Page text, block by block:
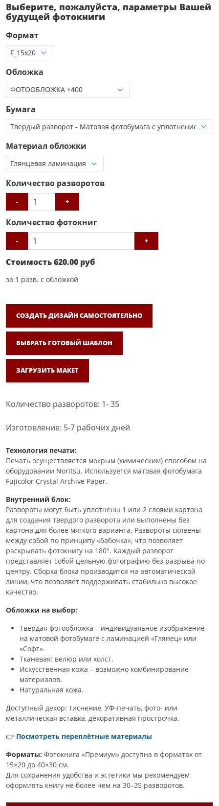
Выберите, пожалуйста, параметры Вашей
будущей фотокниги
Формат
Обложка
Бумага
Материал обложки
Количество разворотов
- +
Количество фотокниг
- +
Стоимость620.00 руб
за 1 разв. с обложкой
СОЗДАТЬ ДИЗАЙН САМОСТОЯТЕЛЬНО
ВЫБРАТЬ ГОТОВЫЙ ШАБЛОН
ЗАГРУЗИТЬ МАКЕТ
Количество разворотов: 1- 35
Изготовление: 5-7 рабочих дней
Технология печати:
Печать осуществляется мокрым (химическим) способом на
оборудовании Noritsu. Используется матовая фотобумага
Fujicolor Crystal Archive Paper.
Внутренний блок:
Развороты могут быть уплотнены 1 или 2 слоями картона
для создания твердого разворота или выполнены без
картона для более мягкого варианта. Развороты склеены
между собой по принципу «бабочка», что позволяет
раскрывать фотокнигу на 180°. Каждый разворот
представляет собой цельную фотографию без разрыва по
центру. Сборка блока производится на автоматической
линии, что позволяет поддерживать стабильно высокое
качество.
Обложки на выбор:
Твёрдая фотообложка – индивидуальное изображение
на матовой фотобумаге с ламинацией «Глянец» или
«Софт».
Тканевая: велюр или холст.
Искусственная кожа – возможно комбинирование
материалов.
Натуральная кожа.
Доступный декор: тиснение, УФ-печать, фото- или
металлическая вставка, декоративная прострочка.
👉 Посмотреть переплётные материалы
Форматы: Фотокнига «Премиум» доступна в форматах от
15×20 до 40×30 см.
Для сохранения удобства и эстетики мы рекомендуем
оформлять книгу не более чем на 30–35 разворотов.